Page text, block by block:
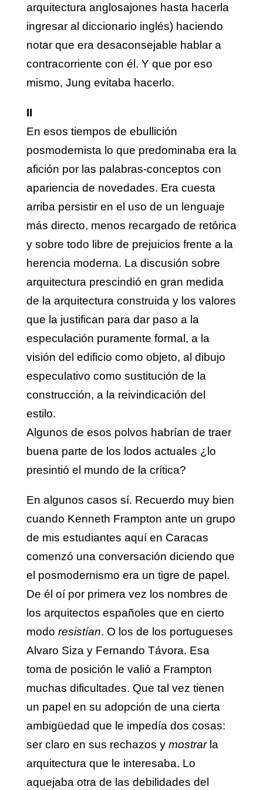
arquitectura anglosajones hasta hacerla
ingresar al diccionario inglés) haciendo
notar que era desaconsejable hablar a
contracorriente con él. Y que por eso
mismo, Jung evitaba hacerlo.
II
En esos tiempos de ebullición
posmodernista lo que predominaba era la
afición por las palabras-conceptos con
apariencia de novedades. Era cuesta
arriba persistir en el uso de un lenguaje
más directo, menos recargado de retórica
y sobre todo libre de prejuicios frente a la
herencia moderna. La discusión sobre
arquitectura prescindió en gran medida
de la arquitectura construida y los valores
que la justifican para dar paso a la
especulación puramente formal, a la
visión del edificio como objeto, al dibujo
especulativo como sustitución de la
construcción, a la reivindicación del
estilo.
Algunos de esos polvos habrían de traer
buena parte de los lodos actuales ¿lo
presintió el mundo de la crítica?
En algunos casos sí. Recuerdo muy bien
cuando Kenneth Frampton ante un grupo
de mis estudiantes aquí en Caracas
comenzó una conversación diciendo que
el posmodernismo era un tigre de papel.
De él oí por primera vez los nombres de
los arquitectos españoles que en cierto
modo resistían. O los de los portugueses
Alvaro Siza y Fernando Távora. Esa
toma de posición le valió a Frampton
muchas dificultades. Que tal vez tienen
un papel en su adopción de una cierta
ambigüedad que le impedía dos cosas:
ser claro en sus rechazos y mostrarla
arquitectura que le interesaba. Lo
aquejaba otra de las debilidades del